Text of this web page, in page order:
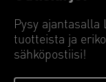
Pysy
tuotteista ja
sähköpostiisi!